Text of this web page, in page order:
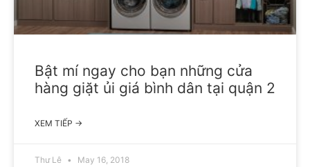
Bật mí ngay cho bạn những cửa
hàng giặt ủi giá bình dân tại quận 2
XEM TIẾP →
Thư Lê May 16, 2018